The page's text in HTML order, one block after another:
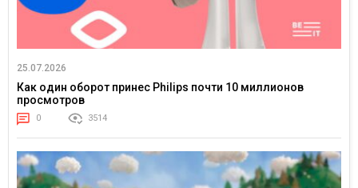
25.07.2026
Как один оборот принес Philips почти 10 миллионов
просмотров
0 3514